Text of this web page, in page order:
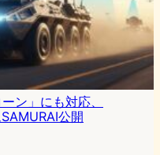
ン」にも対応、
公開